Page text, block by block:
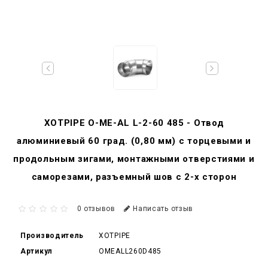
XOTPIPE O-ME-AL L-2-60 485 - Отвод
алюминиевый 60 град. (0,80 мм) с торцевыми и
продольным зигами, монтажными отверстиями и
саморезами, разъемный шов с 2-х сторон
0 отзывов Написать отзыв
Производитель
XOTPIPE
Артикул
OMEALL260D485